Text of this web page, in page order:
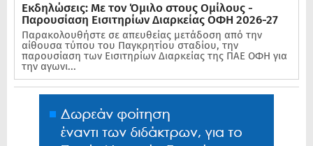
Εκδηλώσεις: Με τον Όμιλο στους Ομίλους -
Παρουσίαση Εισιτηρίων Διαρκείας ΟΦΗ 2026-27
Παρακολουθήστε σε απευθείας μετάδοση από την
αίθουσα τύπου του Παγκρητίου σταδίου, την
παρουσίαση των Εισιτηρίων Διαρκείας της ΠΑΕ ΟΦΗ για
την αγωνι...